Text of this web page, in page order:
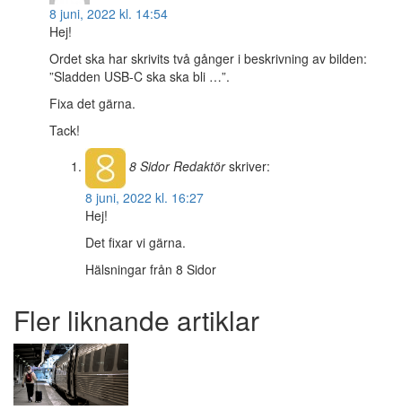
8 juni, 2022 kl. 14:54
Hej!
Ordet ska har skrivits två gånger i beskrivning av bilden:
”Sladden USB-C ska ska bli …”.
Fixa det gärna.
Tack!
8 SidorRedaktör skriver:
8 juni, 2022 kl. 16:27
Hej!
Det fixar vi gärna.
Hälsningar från 8 Sidor
Fler liknande artiklar